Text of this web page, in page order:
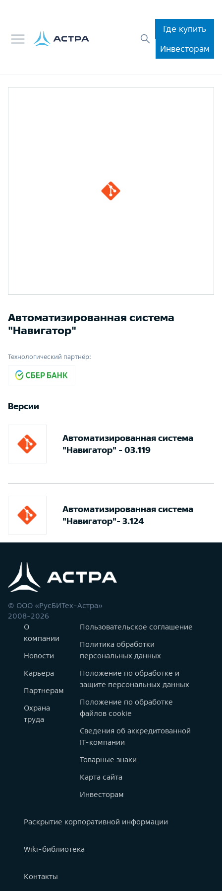
Где купить
Инвесторам
Автоматизированная система
"Навигатор"
Технологический партнёр:
Версии
Автоматизированная система
"Навигатор" - 03.119
Автоматизированная система
"Навигатор"- 3.124
© ООО «РусБИТех-Астра»
2008-2026
О
компании
Новости
Карьера
Партнерам
Охрана
труда
Пользовательское соглашение
Политика обработки
персональных данных
Положение по обработке и
защите персональных данных
Положение по обработке
файлов cookie
Сведения об аккредитованной
IT-компании
Товарные знаки
Карта сайта
Инвесторам
Раскрытие корпоративной информации
Wiki-библиотека
Контакты